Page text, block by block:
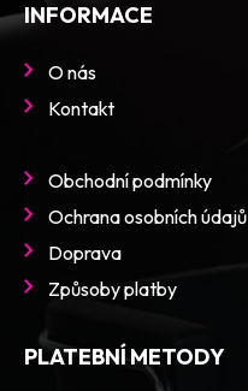
INFORMACE
O nás
Kontakt
Obchodní podmínky
Ochrana osobních údajů
Doprava
Způsoby platby
PLATEBNÍ METODY